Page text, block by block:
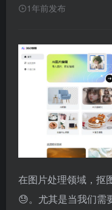
1年前发布
在图片处理领域，抠
😓。尤其是当我们需